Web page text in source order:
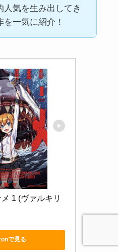
人気を生み出してき
を一気に紹介！
1 (ヴァルキリ
で見る